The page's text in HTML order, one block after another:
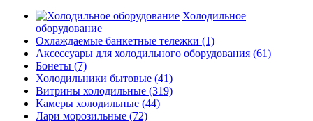
Холодильное
оборудование
Охлаждаемые банкетные тележки (1)
Аксессуары для холодильного оборудования (61)
Бонеты (7)
Холодильники бытовые (41)
Витрины холодильные (319)
Камеры холодильные (44)
Лари морозильные (72)